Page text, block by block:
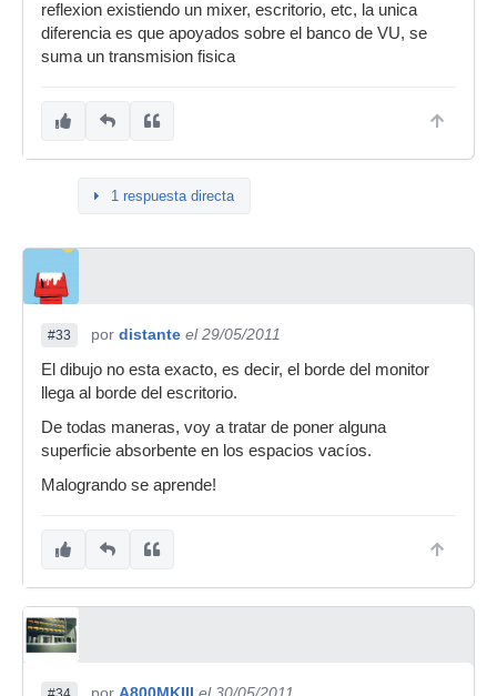
reflexion existiendo un mixer, escritorio, etc, la unica
diferencia es que apoyados sobre el banco de VU, se
suma un transmision fisica
1 respuesta directa
#33 por distante el 29/05/2011
El dibujo no esta exacto, es decir, el borde del monitor
llega al borde del escritorio.
De todas maneras, voy a tratar de poner alguna
superficie absorbente en los espacios vacíos.
Malogrando se aprende!